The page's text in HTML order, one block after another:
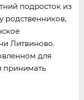
подросток из
родственников,
Литвиново.
для
принимать